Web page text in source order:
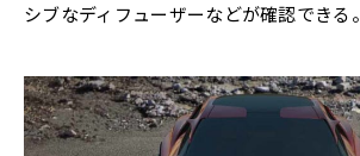
シブなディフューザーなどが確認できる。